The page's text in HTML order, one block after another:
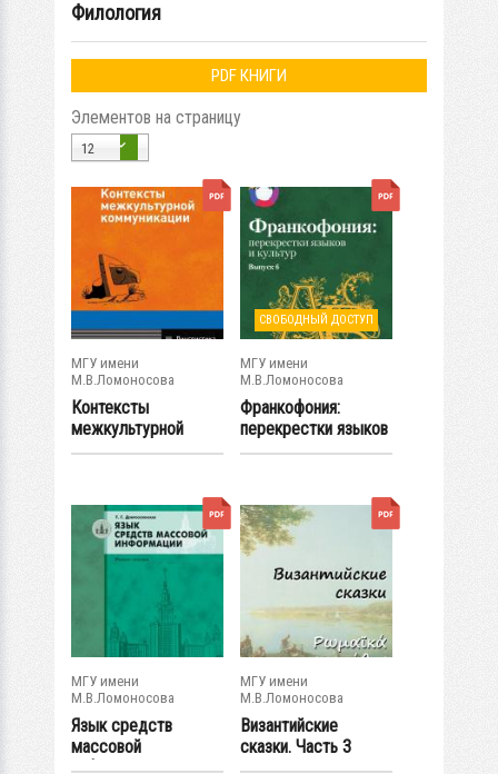
Филология
PDF КНИГИ
Элементов на страницу
12
МГУ имени
М.В.Ломоносова
Контексты
межкультурной
коммуникации
СВОБОДНЫЙ ДОСТУП
МГУ имени
М.В.Ломоносова
Франкофония:
перекрестки языков
и культур. Выпуск...
МГУ имени
М.В.Ломоносова
Язык средств
массовой
информации
МГУ имени
М.В.Ломоносова
Византийские
сказки. Часть 3